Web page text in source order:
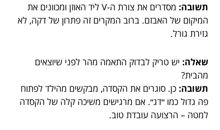
תשובה:
מסדרים את צורת ה-V ליד האוזן ומכוונים את
המיקום של האבזם. ברוב המקרים זה פתרון של דקה, לא
גזירת גורל.
שאלה: יש טריק לבדוק התאמה מהר לפני שיוצאים
מהבית?
תשובה: כן. סוגרים את הקסדה, מבקשים מהילד לפתוח
פה גדול כמו ״דג״. אם מרגישים משיכה קלה של הקסדה
למטה – הרצועה עובדת טוב.